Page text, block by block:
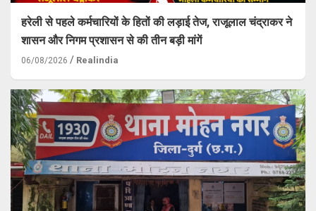
हरेली से पहले कर्मचारियों के हितों की लड़ाई तेज, राजूलाल चंद्राकर ने
शासन और निगम प्रशासन से की तीन बड़ी मांगें
06/08/2026 Realindia